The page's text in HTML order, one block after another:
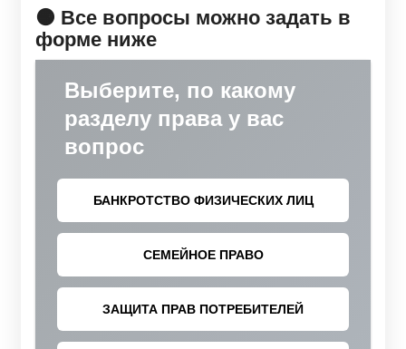
🟠 Все вопросы можно задать в
форме ниже